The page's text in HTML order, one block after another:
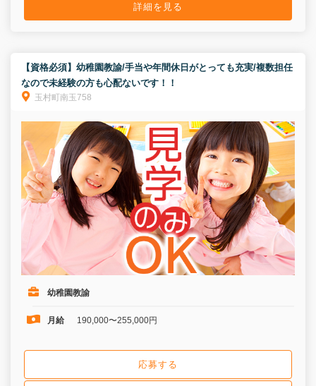
詳細を見る
【資格必須】幼稚園教諭/手当や年間休日がとっても充実/複数担任
なので未経験の方も心配ないです！！
玉村町南玉758
幼稚園教諭
月給 190,000〜255,000円
応募する